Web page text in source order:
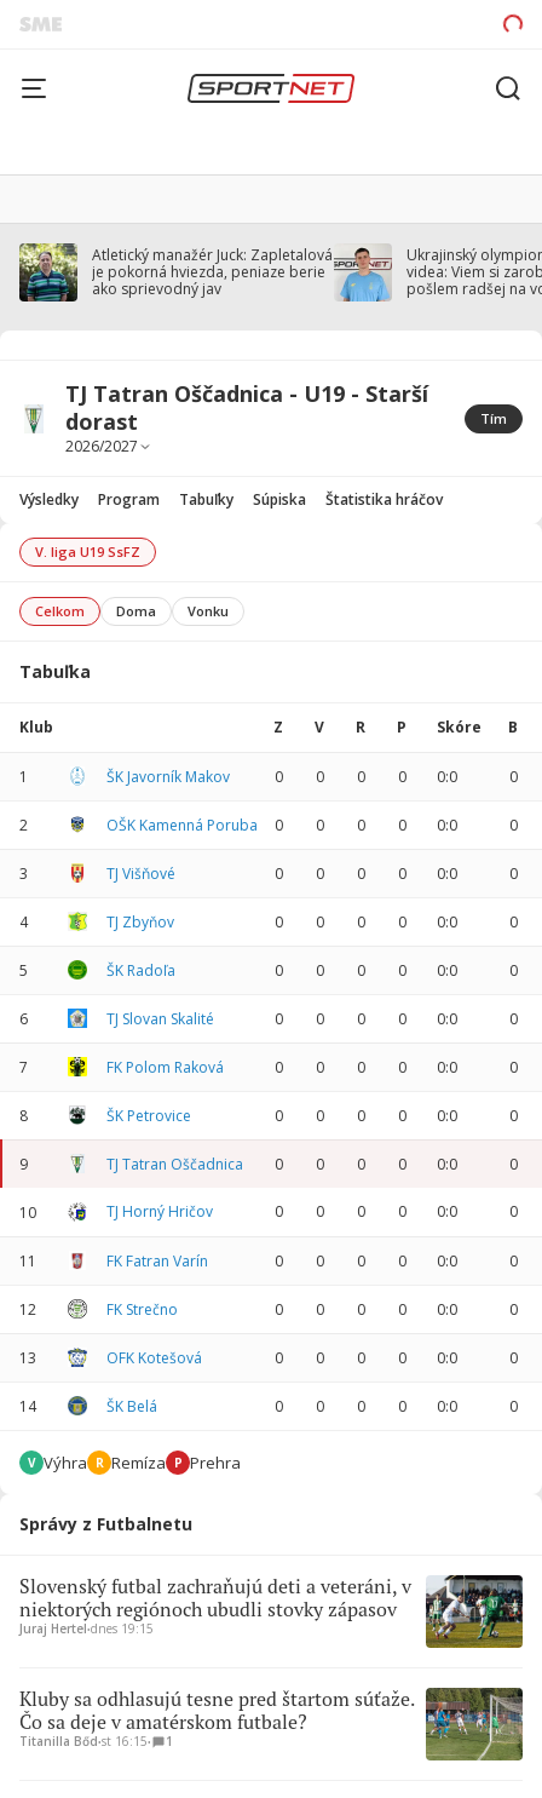
Atletický manažér Juck: Zapletalová
je pokorná hviezda, peniaze berie
ako sprievodný jav
Ukrajinský
videa: Viem si
pošlem radšej na
TJ Tatran Oščadnica - U19 - Starší
dorast
Tím
Výsledky Program Tabuľky Súpiska Štatistika hráčov
V. liga U19 SsFZ
Celkom Doma Vonku
Tabuľka
Klub Z V R P Skóre B
1 ŠK Javorník Makov 0 0 0 0 0:0 0
2 OŠK Kamenná Poruba 0 0 0 0 0:0 0
3 TJ Višňové 0 0 0 0 0:0 0
4 TJ Zbyňov 0 0 0 0 0:0 0
5 ŠK Radoľa 0 0 0 0 0:0 0
6 TJ Slovan Skalité 0 0 0 0 0:0 0
7 FK Polom Raková 0 0 0 0 0:0 0
8 ŠK Petrovice 0 0 0 0 0:0 0
9 TJ Tatran Oščadnica 0 0 0 0 0:0 0
10 TJ Horný Hričov 0 0 0 0 0:0 0
11 FK Fatran Varín 0 0 0 0 0:0 0
12 FK Strečno 0 0 0 0 0:0 0
13 OFK Kotešová 0 0 0 0 0:0 0
14 ŠK Belá 0 0 0 0 0:0 0
V Výhra R Remíza P Prehra
Správy z Futbalnetu
Slovenský futbal zachraňujú deti a veteráni, v
niektorých regiónoch ubudli stovky zápasov
Juraj Hertel∙dnes 19:15
Kluby sa odhlasujú tesne pred štartom súťaže.
Čo sa deje v amatérskom futbale?
Titanilla Bőd∙st 16:15∙ 1